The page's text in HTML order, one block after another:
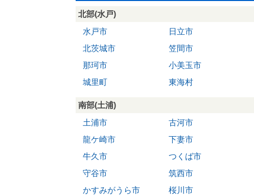
北部(水戸)
水戸市
日立市
北茨城市
笠間市
那珂市
小美玉市
城里町
東海村
南部(土浦)
土浦市
古河市
龍ケ崎市
下妻市
牛久市
つくば市
守谷市
筑西市
かすみがうら市
桜川市